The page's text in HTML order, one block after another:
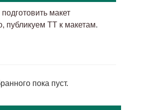
макет
публикуем ТТ к макетам.
пока пуст.